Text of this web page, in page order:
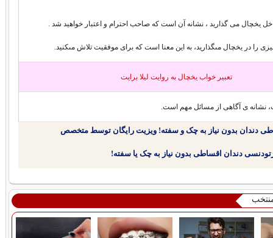
یخچال می گذارید ، نشانه آن است که صاحب احترام و اعتبار خواهید شد .
را در یخچال مى‏گذارید، به این معنا است که براى موفقیت تلاش مى‏کنید.
تعبير خواب یخچال به روايت لیلا برایت
نشانه ‏ى آگاهى از مسائل مهم است.
دندان بدون نیاز به چک و سفته! ویزیت رایگان توسط متخصص